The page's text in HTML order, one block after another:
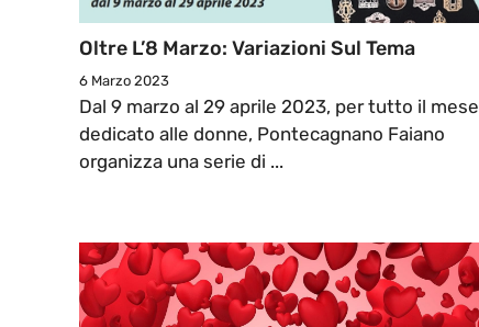
Oltre L’8 Marzo: Variazioni Sul Tema
6 Marzo 2023
Dal 9 marzo al 29 aprile 2023, per tutto il mese
dedicato alle donne, Pontecagnano Faiano
organizza una serie di ...